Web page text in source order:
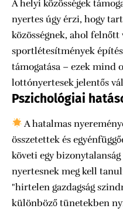
A helyi közösségek
nyertes úgy érzi, hogy
közösségnek, ahol
sportlétesítmények
támogatása – ezek mind
lottónyertesek jelentős
Pszichológiai
A hatalmas
összetettek és
követi egy
nyertesnek meg kell
"hirtelen gazdagság
különböző tünetekben